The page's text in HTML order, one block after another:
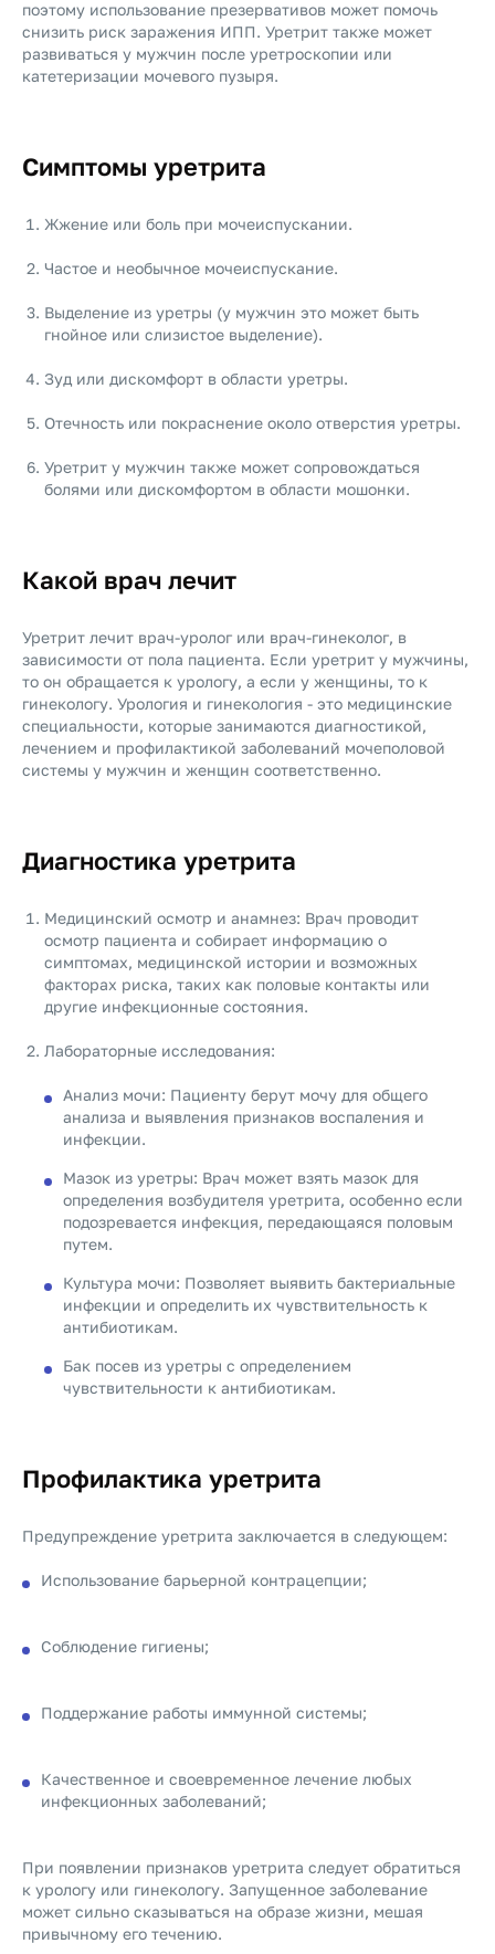
поэтому использование презервативов может помочь
снизить риск заражения ИПП. Уретрит также может
развиваться у мужчин после уретроскопии или
катетеризации мочевого пузыря.
Симптомы уретрита
Жжение или боль при мочеиспускании.
Частое и необычное мочеиспускание.
Выделение из уретры (у мужчин это может быть
гнойное или слизистое выделение).
Зуд или дискомфорт в области уретры.
Отечность или покраснение около отверстия уретры.
Уретрит у мужчин также может сопровождаться
болями или дискомфортом в области мошонки.
Какой врач лечит
Уретрит лечит врач-уролог или врач-гинеколог, в
зависимости от пола пациента. Если уретрит у мужчины,
то он обращается к урологу, а если у женщины, то к
гинекологу. Урология и гинекология - это медицинские
специальности, которые занимаются диагностикой,
лечением и профилактикой заболеваний мочеполовой
системы у мужчин и женщин соответственно.
Диагностика уретрита
Медицинский осмотр и анамнез: Врач проводит
осмотр пациента и собирает информацию о
симптомах, медицинской истории и возможных
факторах риска, таких как половые контакты или
другие инфекционные состояния.
Лабораторные исследования:
Анализ мочи: Пациенту берут мочу для общего
анализа и выявления признаков воспаления и
инфекции.
Мазок из уретры: Врач может взять мазок для
определения возбудителя уретрита, особенно если
подозревается инфекция, передающаяся половым
путем.
Культура мочи: Позволяет выявить бактериальные
инфекции и определить их чувствительность к
антибиотикам.
Бак посев из уретры с определением
чувствительности к антибиотикам.
Профилактика уретрита
Предупреждение уретрита заключается в следующем:
Использование барьерной контрацепции;
Соблюдение гигиены;
Поддержание работы иммунной системы;
Качественное и своевременное лечение любых
инфекционных заболеваний;
При появлении признаков уретрита следует обратиться
к урологу или гинекологу. Запущенное заболевание
может сильно сказываться на образе жизни, мешая
привычному его течению.